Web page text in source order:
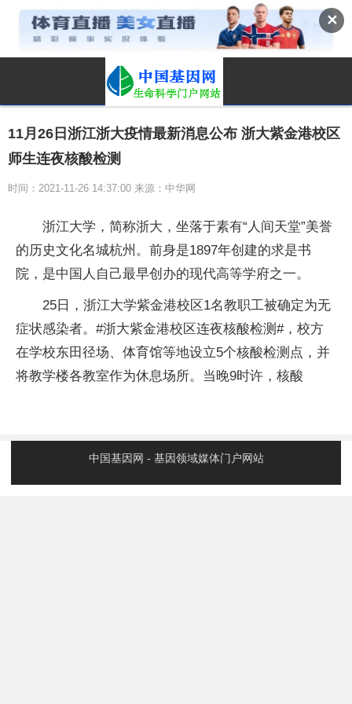
✕
11月26日浙江浙大疫情最新消息公布 浙大紫金港校区
师生连夜核酸检测
时间：2021-11-26 14:37:00 来源：中华网
浙江大学，简称浙大，坐落于素有“人间天堂”美誉
的历史文化名城杭州。前身是1897年创建的求是书
院，是中国人自己最早创办的现代高等学府之一。
25日，浙江大学紫金港校区1名教职工被确定为无
症状感染者。#浙大紫金港校区连夜核酸检测#，校方
在学校东田径场、体育馆等地设立5个核酸检测点，并
将教学楼各教室作为休息场所。当晚9时许，核酸
中国基因网 - 基因领域媒体门户网站